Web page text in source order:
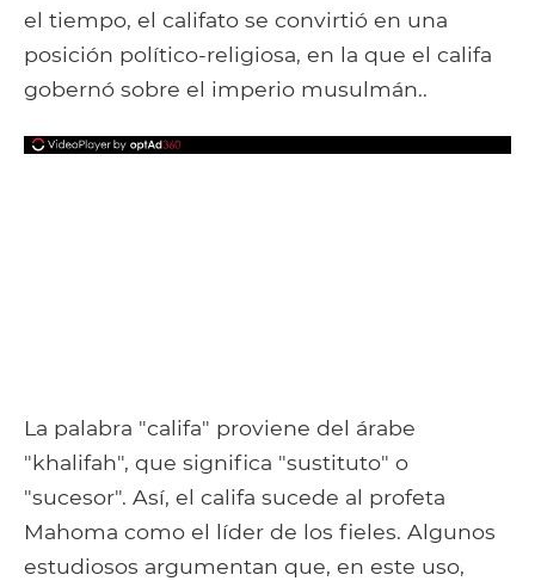
el tiempo, el califato se convirtió en una
posición político-religiosa, en la que el califa
gobernó sobre el imperio musulmán..
La palabra "califa" proviene del árabe
"khalifah", que significa "sustituto" o
"sucesor". Así, el califa sucede al profeta
Mahoma como el líder de los fieles. Algunos
estudiosos argumentan que, en este uso,